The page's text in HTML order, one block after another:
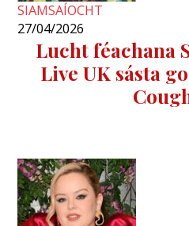
SIAMSAÍOCHT
27/04/2026
Lucht féachana
Live UK sásta